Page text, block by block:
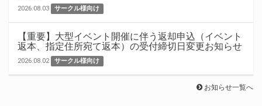
2026.08.03 サークル様向け
【重要】大型イベント開催に伴う返却申込（イベント
返本、指定住所宛て返本）の受付締切日変更お知らせ
2026.08.02 サークル様向け
お知らせ一覧へ